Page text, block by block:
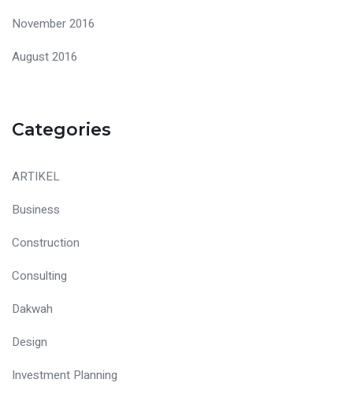
November 2016
August 2016
Categories
ARTIKEL
Business
Construction
Consulting
Dakwah
Design
Investment Planning